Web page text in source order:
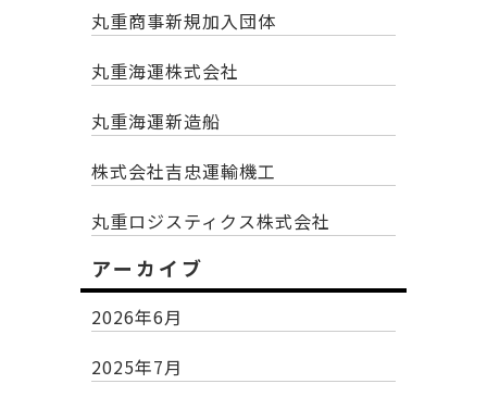
丸重商事新規加入団体
丸重海運株式会社
丸重海運新造船
株式会社吉忠運輸機工
丸重ロジスティクス株式会社
アーカイブ
2026年6月
2025年7月